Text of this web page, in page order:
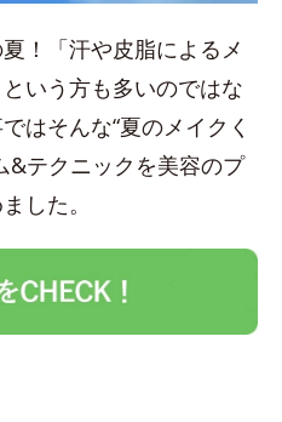
！「汗や皮脂によるメ
いう方も多いのではな
はそんな“夏のメイクく
&テクニックを美容のプ
した。